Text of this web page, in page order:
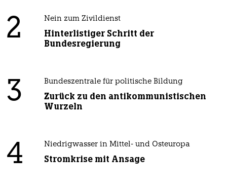
2 Nein zum Zivildienst
Hinterlistiger Schritt der
Bundesregierung
3 Bundeszentrale für politische Bildung
Zurück zu den antikommunistischen
Wurzeln
4 Niedrigwasser in Mittel- und Osteuropa
Stromkrise mit Ansage